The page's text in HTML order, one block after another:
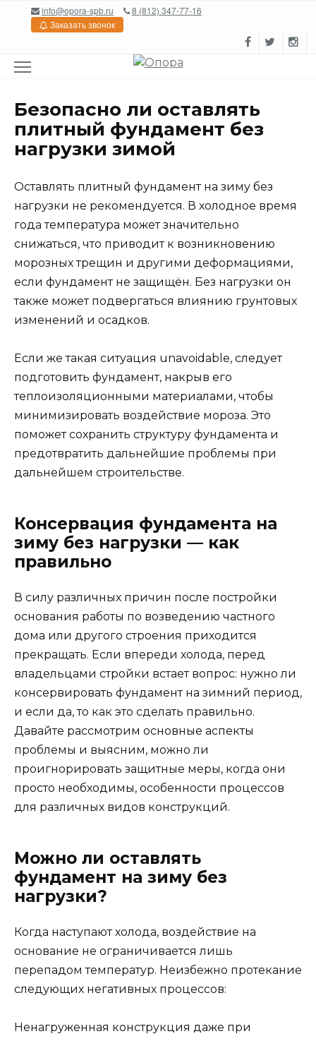
Перейтиinfo@opora-spb.ru
8 (812) 347-77-16
Заказать звонок
Безопасно ли оставлять
плитный фундамент без
нагрузки зимой
Оставлять плитный фундамент на зиму без
нагрузки не рекомендуется. В холодное время
года температура может значительно
снижаться, что приводит к возникновению
морозных трещин и другими деформациями,
если фундамент не защищён. Без нагрузки он
также может подвергаться влиянию грунтовых
изменений и осадков.
Если же такая ситуация unavoidable, следует
подготовить фундамент, накрыв его
теплоизоляционными материалами, чтобы
минимизировать воздействие мороза. Это
поможет сохранить структуру фундамента и
предотвратить дальнейшие проблемы при
дальнейшем строительстве.
Консервация фундамента на
зиму без нагрузки — как
правильно
В силу различных причин после постройки
основания работы по возведению частного
дома или другого строения приходится
прекращать. Если впереди холода, перед
владельцами стройки встает вопрос: нужно ли
консервировать фундамент на зимний период,
и если да, то как это сделать правильно.
Давайте рассмотрим основные аспекты
проблемы и выясним, можно ли
проигнорировать защитные меры, когда они
просто необходимы, особенности процессов
для различных видов конструкций.
Можно ли оставлять
фундамент на зиму без
нагрузки?
Когда наступают холода, воздействие на
основание не ограничивается лишь
перепадом температур. Неизбежно протекание
следующих негативных процессов:
Ненагруженная конструкция даже при